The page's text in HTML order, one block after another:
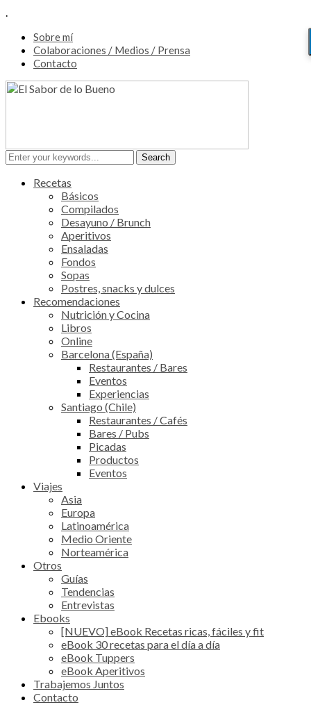
.
Sobre mí
Colaboraciones / Medios / Prensa
Contacto
Recetas
Básicos
Compilados
Desayuno / Brunch
Aperitivos
Ensaladas
Fondos
Sopas
Postres, snacks y dulces
Recomendaciones
Nutrición y Cocina
Libros
Online
Barcelona (España)
Restaurantes / Bares
Eventos
Experiencias
Santiago (Chile)
Restaurantes / Cafés
Bares / Pubs
Picadas
Productos
Eventos
Viajes
Asia
Europa
Latinoamérica
Medio Oriente
Norteamérica
Otros
Guías
Tendencias
Entrevistas
Ebooks
[NUEVO] eBook Recetas ricas, fáciles y fit
eBook 30 recetas para el día a día
eBook Tuppers
eBook Aperitivos
Trabajemos Juntos
Contacto